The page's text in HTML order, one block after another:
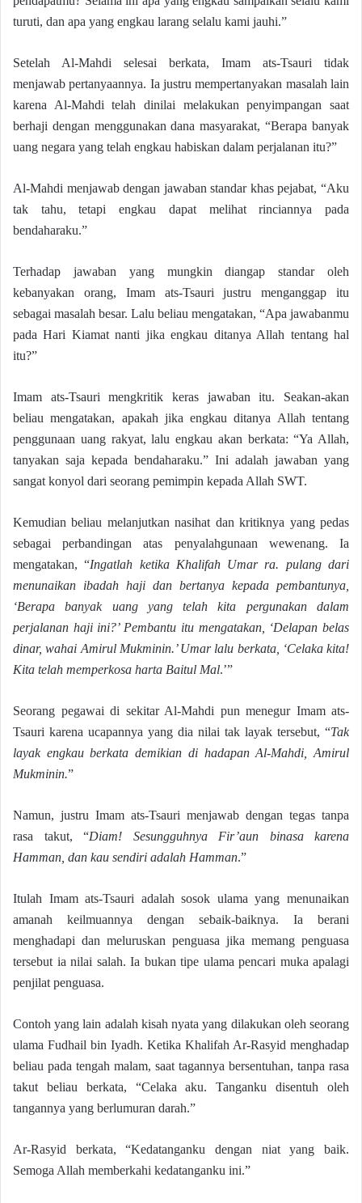
turuti, dan apa yang engkau larang selalu kami jauhi.”
Setelah Al-Mahdi selesai berkata, Imam ats-Tsauri tidak
menjawab pertanyaannya. Ia justru mempertanyakan masalah lain
karena Al-Mahdi telah dinilai melakukan penyimpangan saat
berhaji dengan menggunakan dana masyarakat, “Berapa banyak
uang negara yang telah engkau habiskan dalam perjalanan itu?”
Al-Mahdi menjawab dengan jawaban standar khas pejabat, “Aku
tak tahu, tetapi engkau dapat melihat rinciannya pada
bendaharaku.”
Terhadap jawaban yang mungkin diangap standar oleh
kebanyakan orang, Imam ats-Tsauri justru menganggap itu
sebagai masalah besar. Lalu beliau mengatakan, “Apa jawabanmu
pada Hari Kiamat nanti jika engkau ditanya Allah tentang hal
itu?”
Imam ats-Tsauri mengkritik keras jawaban itu. Seakan-akan
beliau mengatakan, apakah jika engkau ditanya Allah tentang
penggunaan uang rakyat, lalu engkau akan berkata: “Ya Allah,
tanyakan saja kepada bendaharaku.” Ini adalah jawaban yang
sangat konyol dari seorang pemimpin kepada Allah SWT.
Kemudian beliau melanjutkan nasihat dan kritiknya yang pedas
sebagai perbandingan atas penyalahgunaan wewenang. Ia
mengatakan, “Ingatlah ketika Khalifah Umar ra. pulang dari
menunaikan ibadah haji dan bertanya kepada pembantunya,
‘Berapa banyak uang yang telah kita pergunakan dalam
perjalanan haji ini?’ Pembantu itu mengatakan, ‘Delapan belas
dinar, wahai Amirul Mukminin.’ Umar lalu berkata, ‘Celaka kita!
Kita telah memperkosa harta Baitul Mal.’”
Seorang pegawai di sekitar Al-Mahdi pun menegur Imam ats-
Tsauri karena ucapannya yang dia nilai tak layak tersebut, “Tak
layak engkau berkata demikian di hadapan Al-Mahdi, Amirul
Mukminin.”
Namun, justru Imam ats-Tsauri menjawab dengan tegas tanpa
rasa takut, “Diam! Sesungguhnya Fir’aun binasa karena
Hamman, dan kau sendiri adalah Hamman.”
Itulah Imam ats-Tsauri adalah sosok ulama yang menunaikan
amanah keilmuannya dengan sebaik-baiknya. Ia berani
menghadapi dan meluruskan penguasa jika memang penguasa
tersebut ia nilai salah. Ia bukan tipe ulama pencari muka apalagi
penjilat penguasa.
Contoh yang lain adalah kisah nyata yang dilakukan oleh seorang
ulama Fudhail bin Iyadh. Ketika Khalifah Ar-Rasyid menghadap
beliau pada tengah malam, saat tagannya bersentuhan, tanpa rasa
takut beliau berkata, “Celaka aku. Tanganku disentuh oleh
tangannya yang berlumuran darah.”
Ar-Rasyid berkata, “Kedatanganku dengan niat yang baik.
Semoga Allah memberkahi kedatanganku ini.”